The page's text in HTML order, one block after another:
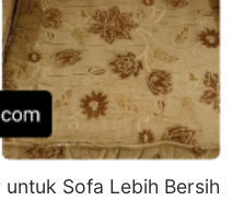
Sofa Lebih Bersih